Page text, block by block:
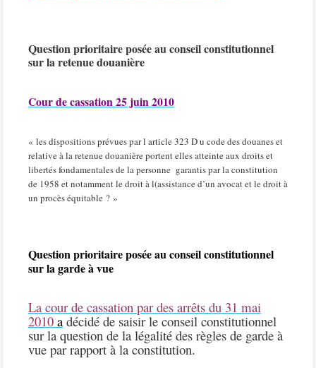
Question prioritaire posée au conseil constitutionnel
sur la retenue douanière
Cour de cassation 25 juin 2010
« les dispositions prévues par l article 323 D u code des douanes et
relative à la retenue douanière portent elles atteinte aux droits et
libertés fondamentales de la personne garantis par la constitution
de 1958 et notamment le droit à l(assistance d’un avocat et le droit à
un procès équitable ? »
Question prioritaire posée au conseil constitutionnel
sur la garde à vue
La cour de cassation par des arrêts du 31 mai
2010 a décidé de saisir le conseil constitutionnel
sur la question de la légalité des règles de garde à
vue par rapport à la constitution.